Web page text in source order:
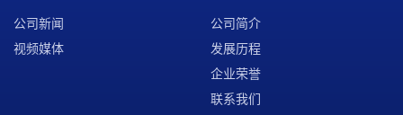
公司新闻
视频媒体
公司简介
发展历程
企业荣誉
联系我们